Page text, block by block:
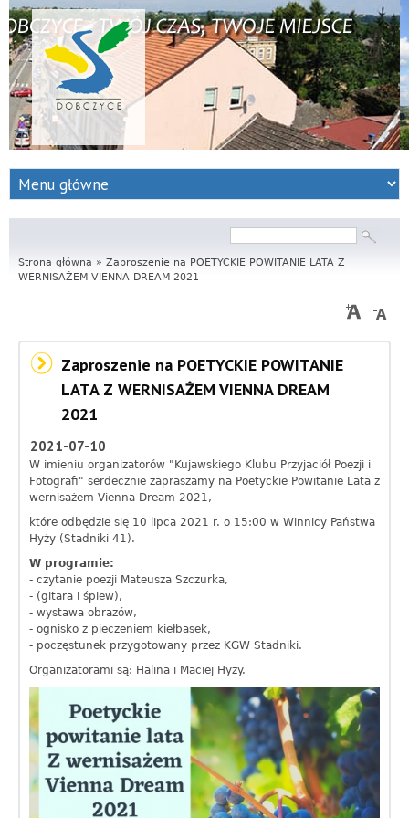
S
e
w
s
I
o
r
m
a
c
y
j
n
y
G
m
Formularz
wyszukiwania
Strona główna » Zaproszenie na POETYCKIE POWITANIE LATA Z
WERNISAŻEM VIENNA DREAM 2021
Zaproszenie na POETYCKIE POWITANIE
LATA Z WERNISAŻEM VIENNA DREAM
2021
2021-07-10
W imieniu organizatorów "Kujawskiego Klubu Przyjaciół Poezji i
Fotografi" serdecznie zapraszamy na Poetyckie Powitanie Lata z
wernisażem Vienna Dream 2021,
które odbędzie się 10 lipca 2021 r. o 15:00 w Winnicy Państwa
Hyży (Stadniki 41).
W programie:
- czytanie poezji Mateusza Szczurka,
- (gitara i śpiew),
- wystawa obrazów,
- ognisko z pieczeniem kiełbasek,
- poczęstunek przygotowany przez KGW Stadniki.
Organizatorami są: Halina i Maciej Hyży.